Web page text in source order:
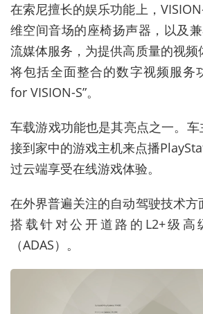
在索尼擅长的娱乐功能上，
维空间音场的座椅扬声器，以及
流媒体服务，为提供高质量的视频
将包括全面整合的数字视频服务
for VISION-S”。
车载游戏功能也是其亮点之一。
接到家中的游戏主机来点播
过云端享受在线游戏体验。
在外界普遍关注的自动驾驶技术方
搭载针对公开道路的L2+级高
（ADAS）。